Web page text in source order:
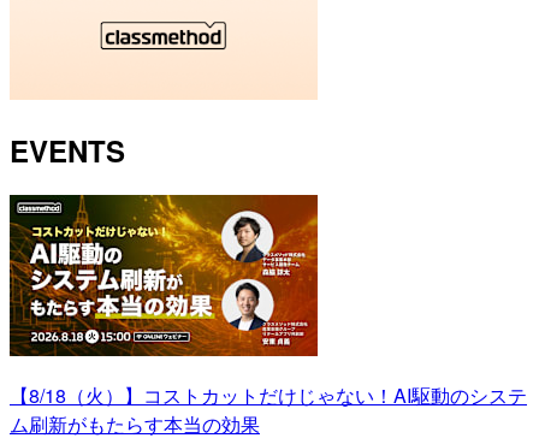
EVENTS
【8/18（火）】コストカットだけじゃない！AI駆動のシステ
ム刷新がもたらす本当の効果